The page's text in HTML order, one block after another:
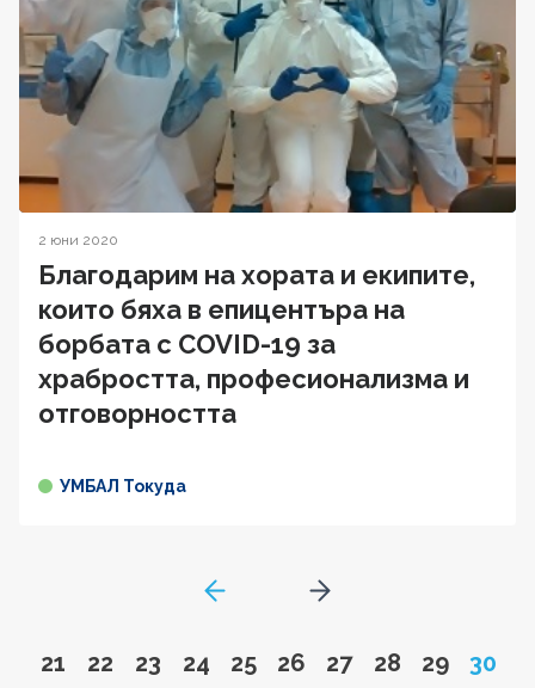
2 юни 2020
Благодарим на хората и екипите,
които бяха в епицентъра на
борбата с COVID-19 за
храбростта, професионализма и
отговорността
УМБАЛ Токуда
GoToPreviousPage
Go to page
21 Go to page
22 Go to page
23 Go to page
24 Go to page
25 Go to page
26 Go to page
27 Go to page
28 Go to
29 Page
30
Go to next page